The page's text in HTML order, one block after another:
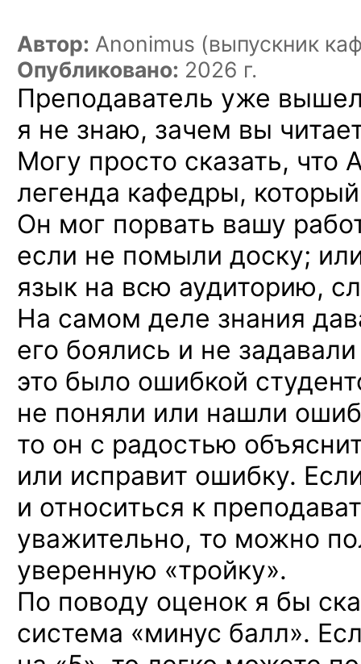
Автор: Anonimus (выпускник
Опубликовано: 2026 г.
Преподаватель уже
я не знаю, зачем вы
Могу просто сказать,
легенда кафедры,
Он мог порвать вашу
если не помыли доску;
язык на всю аудиторию,
На самом деле знания
его боялись и не
это было ошибкой
не поняли или нашли
то он с радостью
или исправит ошибку.
и относиться к
уважительно, то можно
уверенную «тройку».
По поводу оценок я бы
система «минус балл».